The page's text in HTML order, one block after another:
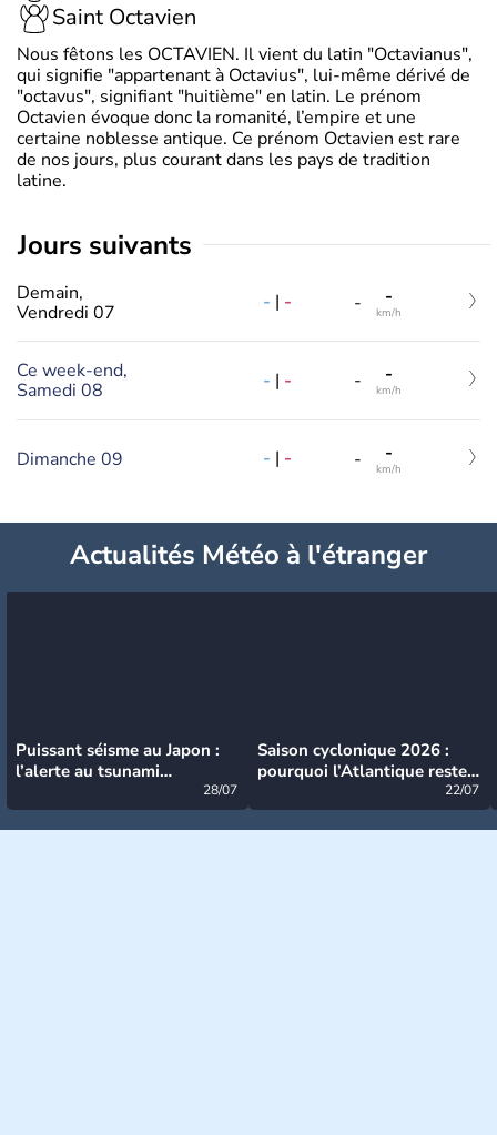
Saint Octavien
Nous fêtons les OCTAVIEN. Il vient du latin "Octavianus",
qui signifie "appartenant à Octavius", lui-même dérivé de
"octavus", signifiant "huitième" en latin. Le prénom
Octavien évoque donc la romanité, l’empire et une
certaine noblesse antique. Ce prénom Octavien est rare
de nos jours, plus courant dans les pays de tradition
latine.
jours suivants
Demain,
Vendredi 07
- | - - -
km/h
Ce week-end,
Samedi 08
- | - - -
km/h
Dimanche 09 - | - - -
km/h
Actualités Météo à l'étranger
Puissant séisme au Japon :
l’alerte au tsunami
28/07
Saison cyclonique 2026 :
pourquoi l’Atlantique reste
22/07